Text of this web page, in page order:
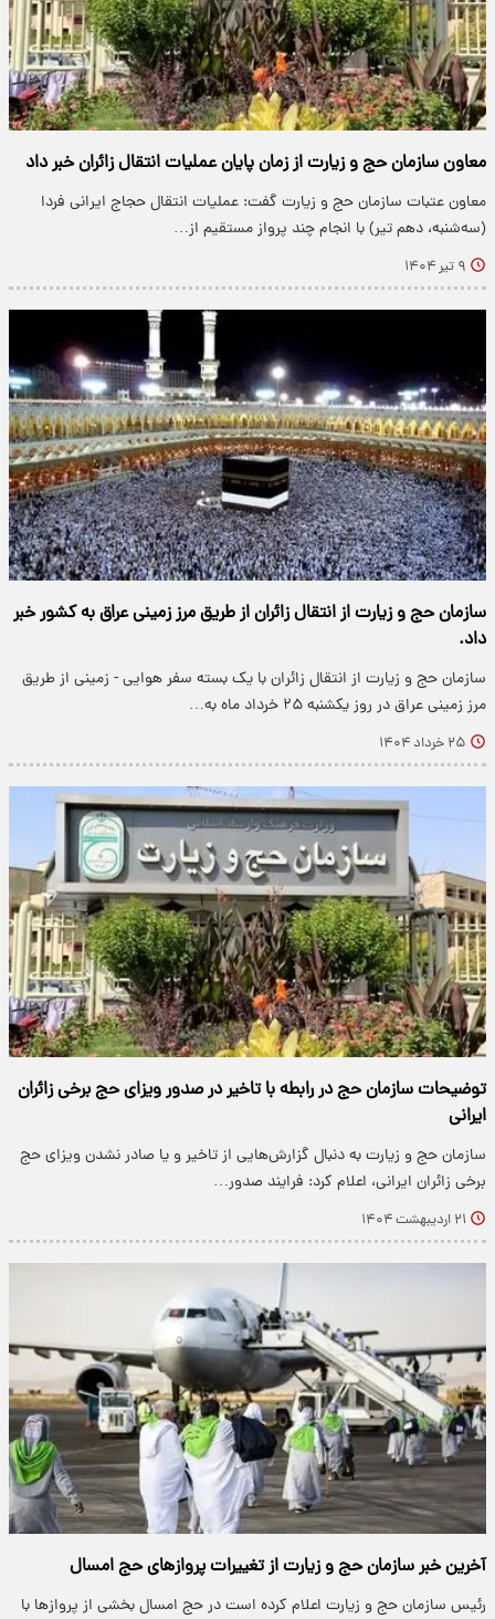
معاون سازمان حج و زیارت از زمان پایان عملیات انتقال زائران خبر داد
معاون عتبات سازمان حج و زیارت گفت: عملیات انتقال حجاج ایرانی فردا
(سه‌شنبه، دهم تیر) با انجام چند پرواز مستقیم از…
۹ تیر ۱۴۰۴
سازمان حج و زیارت از انتقال زائران از طریق مرز زمینی عراق به کشور خبر
داد.
سازمان حج و زیارت از انتقال زائران با یک بسته سفر هوایی - زمینی از طریق
مرز زمینی عراق در روز یکشنبه ۲۵ خرداد ماه به…
۲۵ خرداد ۱۴۰۴
توضیحات سازمان حج در رابطه با تاخیر در صدور ویزای حج برخی زائران
ایرانی
سازمان حج و زیارت به دنبال گزارش‌هایی از تاخیر و یا صادر نشدن ویزای حج
برخی زائران ایرانی، اعلام کرد: فرایند صدور…
۲۱ اردیبهشت ۱۴۰۴
آخرین خبر سازمان حج و زیارت از تغییرات پروازهای حج امسال
رئیس سازمان حج و زیارت اعلام کرده است در حج امسال بخشی از پروازها با